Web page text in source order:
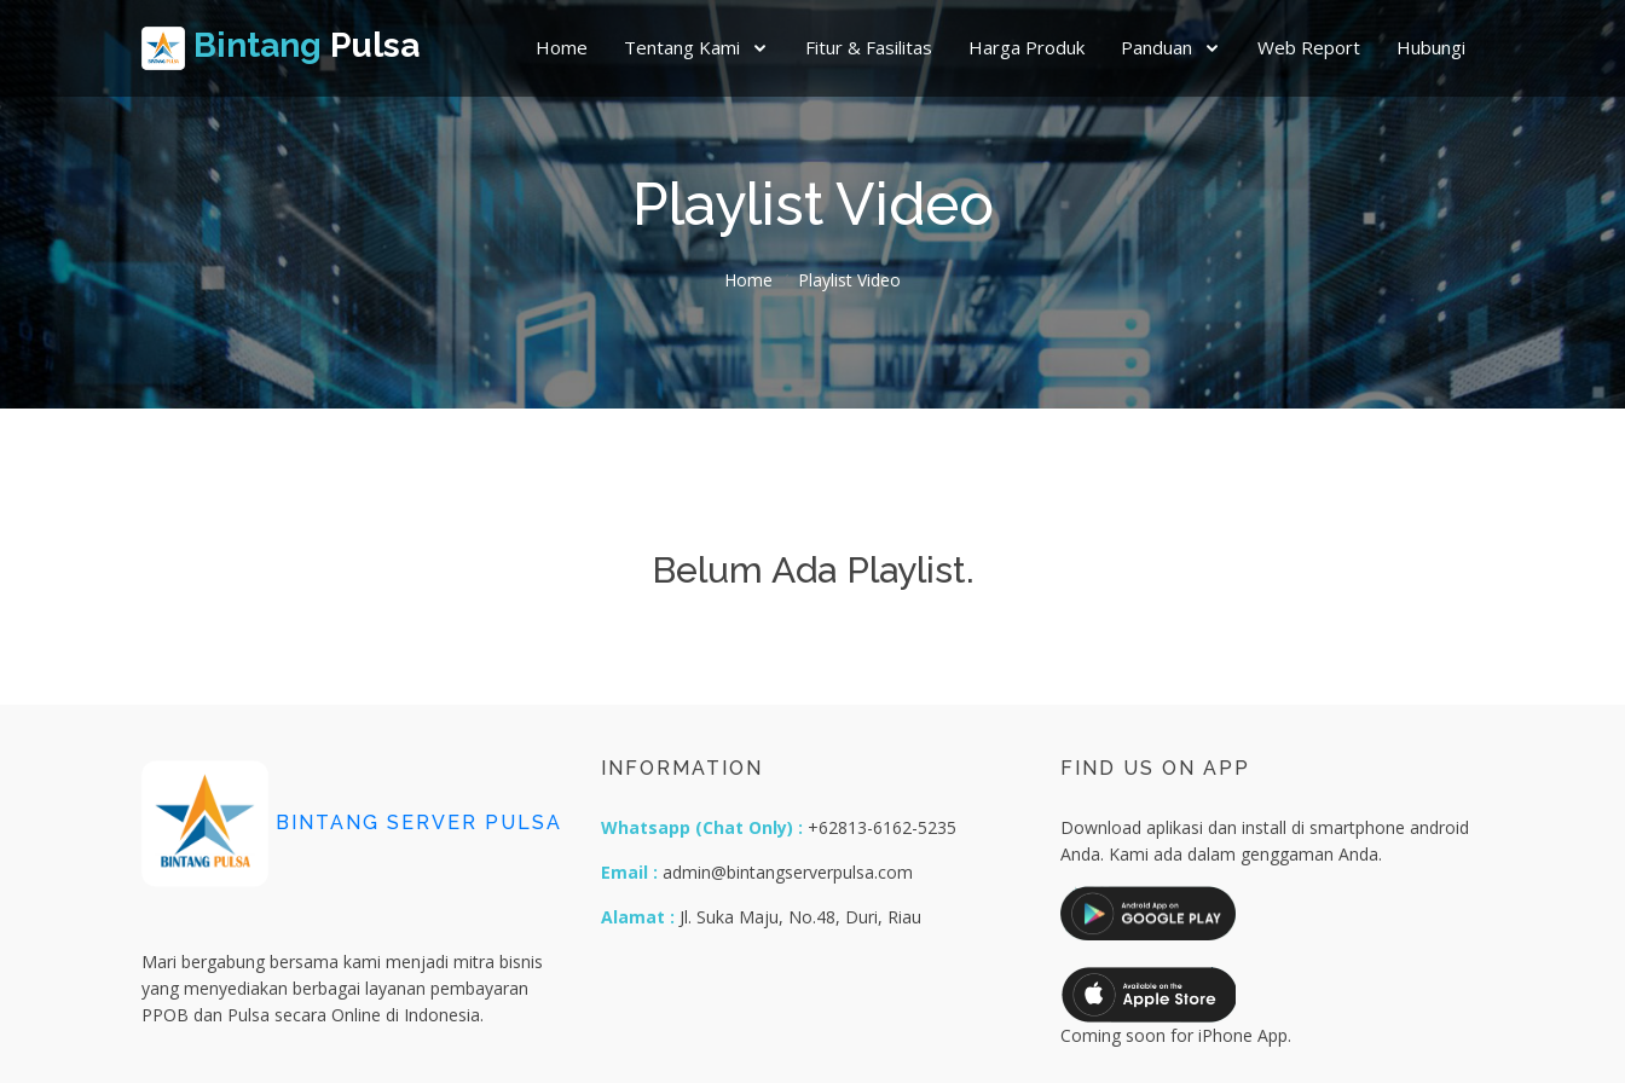
BintangPulsa Home Tentang Kami Fitur & Fasilitas Harga Produk Panduan Web Report Hubungi
Playlist Video
Home Playlist Video
Belum Ada Playlist.
BINTANG SERVER PULSA
Mari bergabung bersama kami menjadi mitra bisnis
yang menyediakan berbagai layanan pembayaran
PPOB dan Pulsa secara Online di Indonesia.
INFORMATION
Whatsapp (Chat Only) : +62813-6162-5235
Email : admin@bintangserverpulsa.com
Alamat : Jl. Suka Maju, No.48, Duri, Riau
FIND US ON APP
Download aplikasi dan install di smartphone android
Anda. Kami ada dalam genggaman Anda.
Coming soon for iPhone App.